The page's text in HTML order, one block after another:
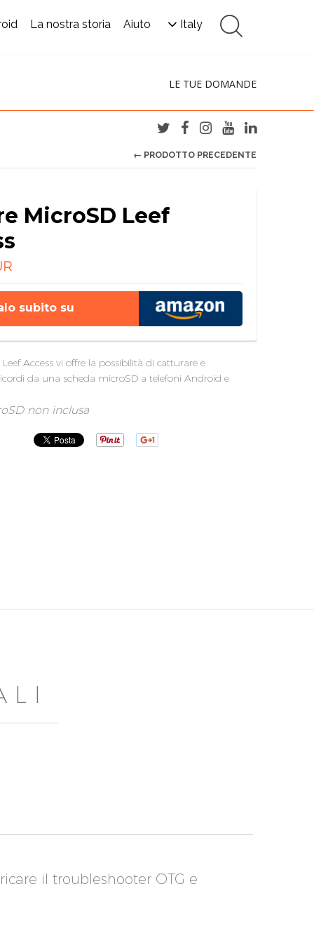
La nostra storia Aiuto Italy
LE TUE DOMANDE
← PRODOTTO PRECEDENTE
MicroSD Leef
subito su
Access vi offre la possibilità di catturare e
da una scheda microSD a telefoni Android e
non inclusa
il troubleshooter OTG e